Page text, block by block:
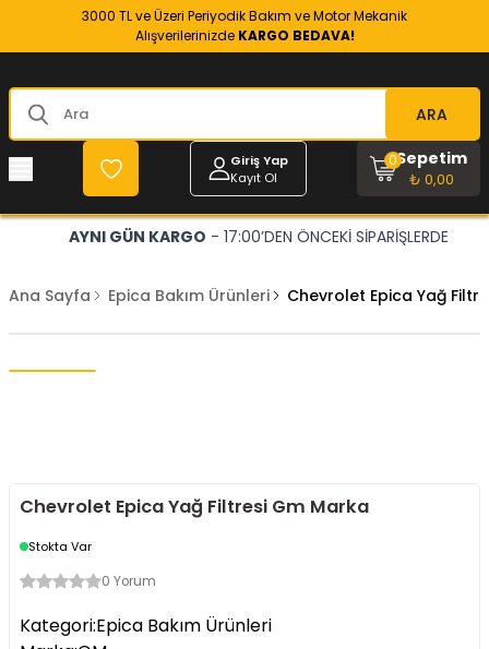
3000 TL ve Üzeri Periyodik Bakım ve Motor Mekanik
Alışverilerinizde KARGO BEDAVA!
ARA
Giriş Yap
Kayıt Ol
Sepetim
₺ 0,00
0
AYNI GÜN KARGO - 17:00’DEN ÖNCEKİ SİPARİŞLERDE
Ana Sayfa Epica Bakım Ürünleri Chevrolet Epica Yağ
Chevrolet Epica Yağ Filtresi Gm Marka
Stokta Var
0 Yorum
Kategori:Epica Bakım Ürünleri